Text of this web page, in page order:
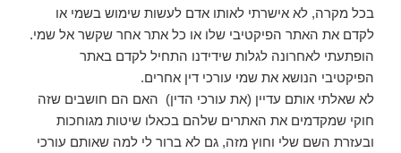
בכל מקרה, לא אישרתי לאותו אדם לעשות שימוש בשמי או
לקדם את האתר הפיקטיבי שלו או כל אתר אחר שקשר אל שמי.
הופתעתי לאחרונה לגלות שידידנו התחיל לקדם באתר
הפיקטיבי הנושא את שמי עורכי דין אחרים.
לא שאלתי אותם עדיין (את עורכי הדין) האם הם חושבים שזה
חוקי שמקדמים את האתרים שלהם בכאלו שיטות מגוחכות
ובעזרת השם שלי וחוץ מזה, גם לא ברור לי למה שאותם עורכי